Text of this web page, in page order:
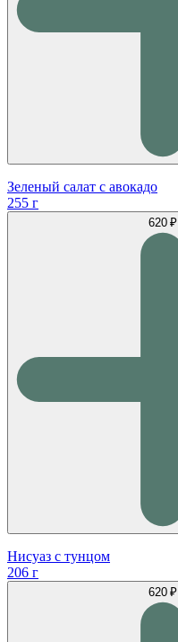
Зеленый салат с авокадо
255 г
620 ₽
Нисуаз с тунцом
206 г
620 ₽